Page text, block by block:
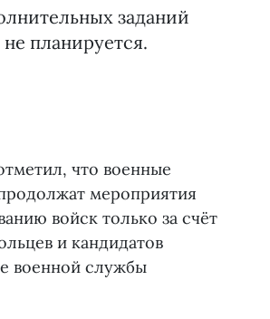
заданий
не планируется.
что военные
мероприятия
войск только за счёт
и кандидатов
военной службы